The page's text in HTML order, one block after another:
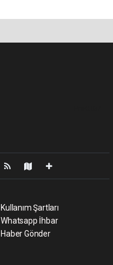
Kullanım Şartları
Whatsapp İhbar
Haber Gönder